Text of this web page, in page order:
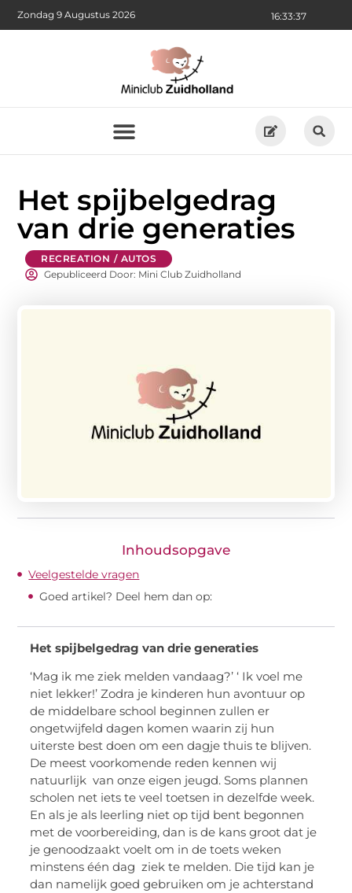
16:33:38
Zondag 9 Augustus 2026
Het spijbelgedrag
van drie generaties
RECREATION / AUTOS
Gepubliceerd Door: Mini Club Zuidholland
Inhoudsopgave
Veelgestelde vragen
Goed artikel? Deel hem dan op:
Het spijbelgedrag van drie generaties
‘Mag ik me ziek melden vandaag?’ ‘ Ik voel me
niet lekker!’ Zodra je kinderen hun avontuur op
de middelbare school beginnen zullen er
ongetwijfeld dagen komen waarin zij hun
uiterste best doen om een dagje thuis te blijven.
De meest voorkomende reden kennen wij
natuurlijk van onze eigen jeugd. Soms plannen
scholen net iets te veel toetsen in dezelfde week.
En als je als leerling niet op tijd bent begonnen
met de voorbereiding, dan is de kans groot dat je
je genoodzaakt voelt om in de toets weken
minstens één dag ziek te melden. Die tijd kan je
dan namelijk goed gebruiken om je achterstand